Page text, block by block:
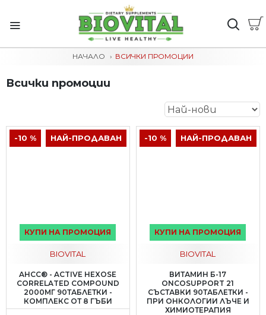
НАЧАЛО ВСИЧКИ ПРОМОЦИИ
Всички промоции
НАЙ-ПРОДАВАН
КУПИ НА ПРОМОЦИЯ
-10 %
BIOVITAL
AHCC®︎ - ACTIVE HEXOSE
CORRELATED COMPOUND
2000МГ 90ТАБЛЕТКИ -
КОМПЛЕКС ОТ 8 ГЪБИ
НАЙ-ПРОДАВАН
КУПИ НА ПРОМОЦИЯ
-10 %
BIOVITAL
ВИТАМИН Б-17
ONCOSUPPORT 21
СЪСТАВКИ 90ТАБЛЕТКИ -
ПРИ ОНКОЛОГИИ ЛЪЧЕ И
ХИМИОТЕРАПИЯ